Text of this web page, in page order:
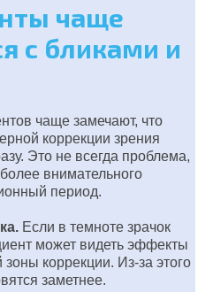
чаще
с бликами и
чаще замечают, что
коррекции зрения
Это не всегда проблема,
внимательного
период.
Если в темноте зрачок
может видеть эффекты
коррекции. Из-за этого
заметнее.